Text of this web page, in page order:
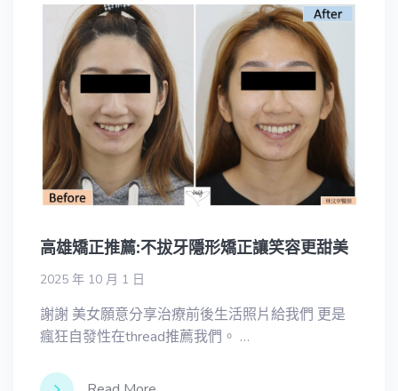
高雄矯正推薦:不拔牙隱形矯正讓笑容更甜美
2025 年 10 月 1 日
謝謝 美女願意分享治療前後生活照片給我們 更是
瘋狂自發性在thread推薦我們。 …